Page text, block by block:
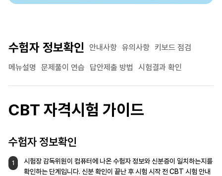
수험자 정보확인 안내사항 유의사항 키보드 점검
메뉴설명 문제풀이 연습 답안제출 방법 시험결과 확인
CBT 자격시험 가이드
수험자 정보확인
1 시험장 감독위원이 컴퓨터에 나온 수험자정보와 신분증이 일치하는지를
확인하는 단계입니다. 신분 확인이 끝난 후 시험 시작 전CBT 시험 안내